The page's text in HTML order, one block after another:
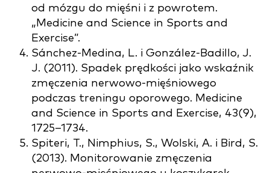
od mózgu do mięśni i z powrotem.
„Medicine and Science in Sports and
Exercise”.
Sánchez-Medina, L. i González-Badillo, J.
J. (2011). Spadek prędkości jako wskaźnik
zmęczenia nerwowo-mięśniowego
podczas treningu oporowego. Medicine
and Science in Sports and Exercise, 43(9),
1725–1734.
Spiteri, T., Nimphius, S., Wolski, A. i Bird, S.
(2013). Monitorowanie zmęczenia